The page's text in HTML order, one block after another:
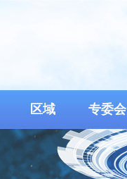
区域 专委会